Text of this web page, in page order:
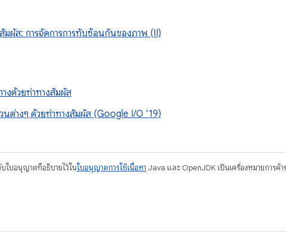
มผัส: การจัดการการทับซ้อนกันของภาพ (II)
งด้วยท่าทางสัมผัส
ต่างๆ ด้วยท่าทางสัมผัส (Google I/O ’19)
ใบอนุญาตที่อธิบายไว้ในใบอนุญาตการใช้เนื้อหา Java และ OpenJDK เป็นเครื่องหมายการค้